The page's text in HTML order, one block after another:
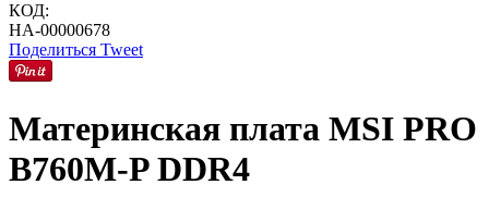
КОД:
НА-00000678
Поделиться Tweet
Материнская плата MSI PRO
B760M-P DDR4